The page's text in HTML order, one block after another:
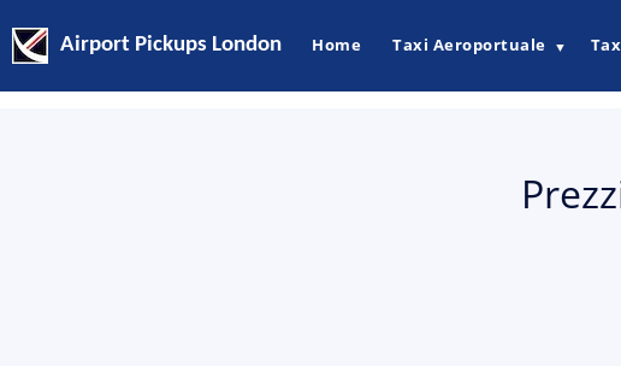
Airport Pickups London Home Taxi Aeroportuale ▼